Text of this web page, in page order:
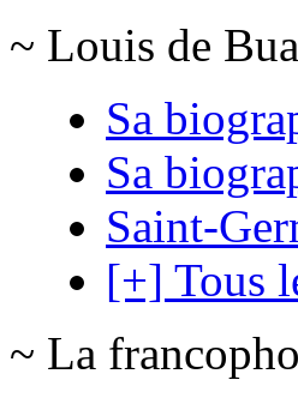
~ Louis de
Sa
Sa
Saint-
[+] Tous
~ La